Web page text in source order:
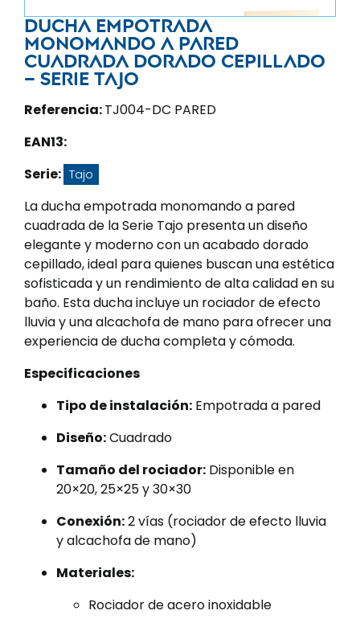
Ducha empotrada
monomando a pared
cuadrada dorado cepillado
– Serie Tajo
Referencia:TJ004-DC PARED
EAN13:
Serie: Tajo
La ducha empotrada monomando a pared
cuadrada de la Serie Tajo presenta un diseño
elegante y moderno con un acabado dorado
cepillado, ideal para quienes buscan una estética
sofisticada y un rendimiento de alta calidad en su
baño. Esta ducha incluye un rociador de efecto
lluvia y una alcachofa de mano para ofrecer una
experiencia de ducha completa y cómoda.
Especificaciones
Tipo de instalación: Empotrada a pared
Diseño:Cuadrado
Tamaño del rociador: Disponible en
20×20, 25×25 y 30×30
Conexión:2 vías (rociador de efecto lluvia
y alcachofa de mano)
Materiales:
Rociador de acero inoxidable